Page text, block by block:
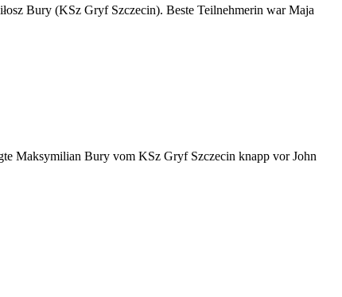
Bury (KSz Gryf Szczecin). Beste Teilnehmerin war Maja
Maksymilian Bury vom KSz Gryf Szczecin knapp vor John